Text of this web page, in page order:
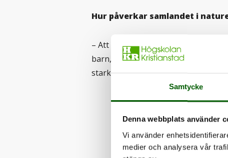
Samtycke
Denna webbplats använder
Vi använder
medier och analysera vår
Hur påverkar samlandet i
– Att samla är baraettbeteende –
barn, förklarar Thomas. Jag är
starka konsekvenser för vår
– Varför förstår
mångfalden?